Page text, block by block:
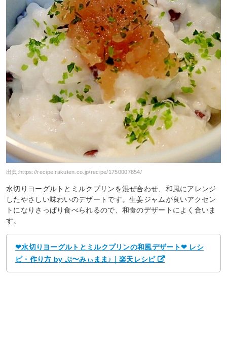
出典:https://recipe.rakuten.co.jp/recipe/1750007854/
水切りヨーグルトとミルクプリンを混ぜ合わせ、和風にアレンジ
したやさしい味わいのデザートです。生姜ジャムが良いアクセン
トになりさっぱり食べられるので、和食のデザートによく合いま
す。
❤水切りヨーグルトとミルクプリンの和風デザート❤ レシ
ピ・作り方 by ぷ〜みぃまま♪｜楽天レシピ